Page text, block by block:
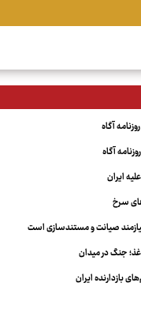
ایران
سرخ
صیانت و مستندسازی است
جنگ در میدان
بازدارنده ایران